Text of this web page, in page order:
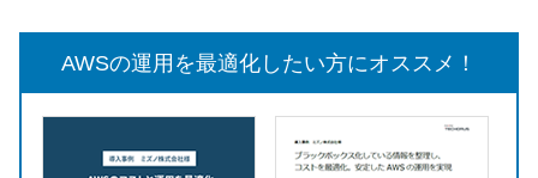
AWSの運用を最適化したい方にオススメ！